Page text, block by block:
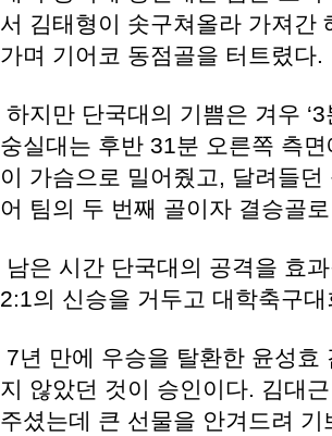
서 김태형이 솟구쳐올라 가져간
가며 기어코 동점골을 터트렸다.
하지만 단국대의 기쁨은 겨우
숭실대는 후반 31분 오른쪽 측
이 가슴으로 밀어줬고, 달려들
어 팀의 두 번째 골이자 결승골
남은 시간 단국대의 공격을 효
2:1의 신승을 거두고 대학축구
7년 만에 우승을 탈환한 윤성효
지 않았던 것이 승인이다. 김대
주셨는데 큰 선물을 안겨드려 기